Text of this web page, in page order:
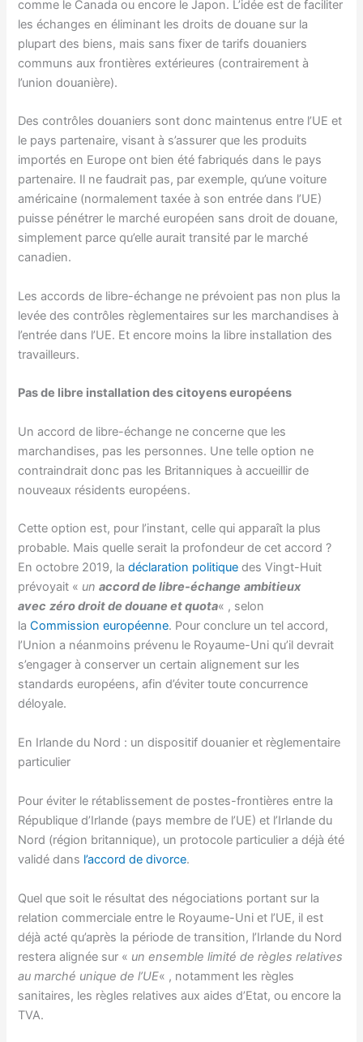
comme le Canada ou encore le Japon. L’idée est de faciliter
les échanges en éliminant les droits de douane sur la
plupart des biens, mais sans fixer de tarifs douaniers
communs aux frontières extérieures (contrairement à
l’union douanière).
Des contrôles douaniers sont donc maintenus entre l’UE et
le pays partenaire, visant à s’assurer que les produits
importés en Europe ont bien été fabriqués dans le pays
partenaire. Il ne faudrait pas, par exemple, qu’une voiture
américaine (normalement taxée à son entrée dans l’UE)
puisse pénétrer le marché européen sans droit de douane,
simplement parce qu’elle aurait transité par le marché
canadien.
Les accords de libre-échange ne prévoient pas non plus la
levée des contrôles règlementaires sur les marchandises à
l’entrée dans l’UE. Et encore moins la libre installation des
travailleurs.
Pas de libre installation des citoyens européens
Un accord de libre-échange ne concerne que les
marchandises, pas les personnes. Une telle option ne
contraindrait donc pas les Britanniques à accueillir de
nouveaux résidents européens.
Cette option est, pour l’instant, celle qui apparaît la plus
probable. Mais quelle serait la profondeur de cet accord ?
En octobre 2019, ladéclaration politique des Vingt-Huit
prévoyait « unaccord de libre-échange ambitieux
avec zéro droit de douane et quota« , selon
laCommission européenne. Pour conclure un tel accord,
l’Union a néanmoins prévenu le Royaume-Uni qu’il devrait
s’engager à conserver un certain alignement sur les
standards européens, afin d’éviter toute concurrence
déloyale.
En Irlande du Nord : un dispositif douanier et règlementaire
particulier
Pour éviter le rétablissement de postes-frontières entre la
République d’Irlande (pays membre de l’UE) et l’Irlande du
Nord (région britannique), un protocole particulier a déjà été
validé dans l’accord de divorce.
Quel que soit le résultat des négociations portant sur la
relation commerciale entre le Royaume-Uni et l’UE, il est
déjà acté qu’après la période de transition, l’Irlande du Nord
restera alignée sur « un ensemble limité de règles relatives
au marché unique de l’UE« , notamment les règles
sanitaires, les règles relatives aux aides d’Etat, ou encore la
TVA.